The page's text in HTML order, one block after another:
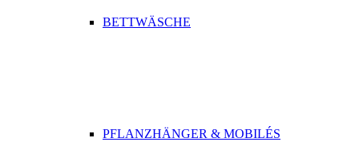
BETTWÄSCHE
PFLANZHÄNGER & MOBILÉS